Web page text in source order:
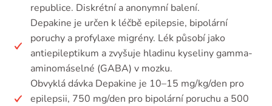
republice. Diskrétní a anonymní balení.
Depakine je určen k léčbě epilepsie, bipolární
poruchy a profylaxe migrény. Lék působí jako
antiepileptikum a zvyšuje hladinu kyseliny gamma-
aminomáselné (GABA) v mozku.
Obvyklá dávka Depakine je 10–15 mg/kg/den pro
epilepsii, 750 mg/den pro bipolární poruchu a 500